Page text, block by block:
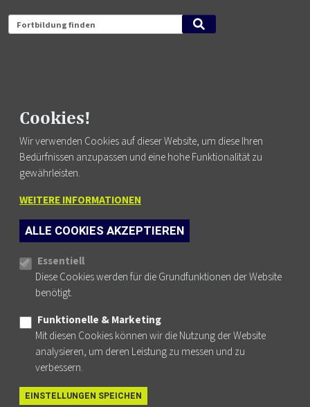
Cookies!
Wir verwenden Cookies auf dieser Website, um diese Ihren
Bedürfnissen anzupassen und eine hohe Funktionalität zu
gewährleisten.
WEITERE INFORMATIONEN
ALLE COOKIES AKZEPTIEREN
Cookie-Einstellungen
Essentiell
Diese Cookies werden für die Grundfunktionen der Website
benötigt.
Funktionelle & Marketing
Mit diesen Cookies können wir die Nutzung der Website
analysieren, um deren Leistung zu messen und zu
verbessern.
EINSTELLUNGEN SPEICHEN
Fortbildung finden
AGB
IMPRESSUM
NEWSLETTER
PHYSIO AUSTRIA AUF FACEBOOK
PHYSIO AUSTRIA AUF INSTAGRAM
PHYSIO AUSTRIA AUF YOUTUBE
PHYSIO AUSTRIA AUF LINKEDIN
© PHYDELIO.AT 2026
WEBSITE BY WEBSHAPERS.CC